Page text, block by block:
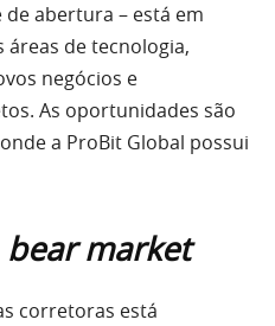
abertura – está em
áreas de tecnologia,
negócios e
As oportunidades são
a ProBit Global possui
bear market
corretoras está